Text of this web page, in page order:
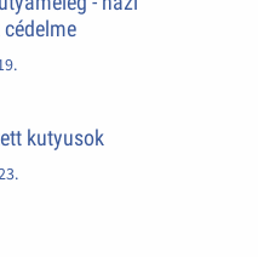
kutyusok